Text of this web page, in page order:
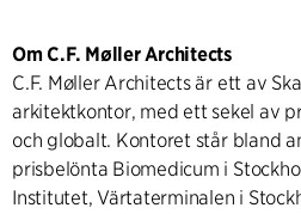
Om C.F. Møller Architects
C.F. Møller Architects är ett av
arkitektkontor, med ett sekel av
och globalt. Kontoret står bland
prisbelönta Biomedicum i
Institutet, Värtaterminalen i